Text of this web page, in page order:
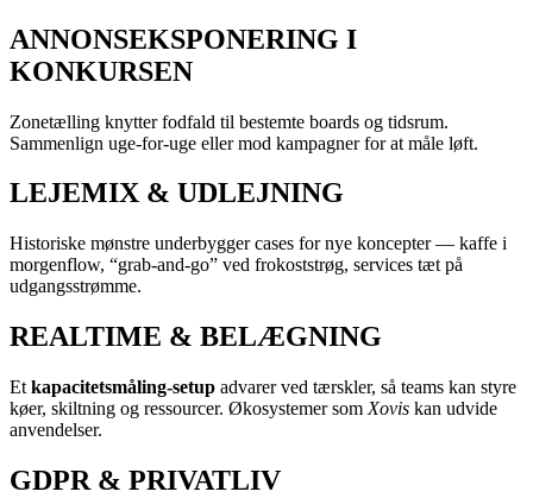
ANNONSEKSPONERING I
KONKURSEN
Zonetælling knytter fodfald til bestemte boards og tidsrum.
Sammenlign uge-for-uge eller mod kampagner for at måle løft.
LEJEMIX & UDLEJNING
Historiske mønstre underbygger cases for nye koncepter — kaffe i
morgenflow, “grab-and-go” ved frokoststrøg, services tæt på
udgangsstrømme.
REALTIME & BELÆGNING
Et kapacitetsmåling-setup advarer ved tærskler, så teams kan styre
køer, skiltning og ressourcer. Økosystemer som Xovis kan udvide
anvendelser.
GDPR & PRIVATLIV